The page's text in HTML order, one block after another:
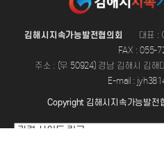
김해시지속가능발전협의회 대표 :
FAX : 055-
주소 : (우 50924) 경남 김해시 김
E-mail :
Copyright 김해시지속가능발전